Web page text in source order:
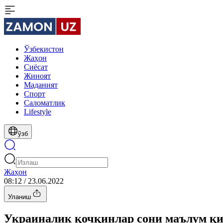
Ўзбекистон
Жаҳон
Сиёсат
Жиноят
Маданият
Спорт
Cаломатлик
Lifestyle
ўзб
Жаҳон
08:12 / 23.06.2022
Уланиш
Украиналик қочқинлар сони маълум